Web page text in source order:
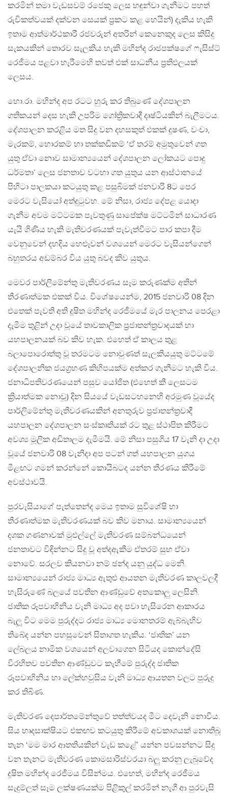
කරමින් තමා වැඩසවම් රජෙකු ලෙස හඳුන්වා ගැනීමට පහත්
රුචිකත්වයක් දක්වන සෙයක් ප්‍රකට කළ හෙයින්) දැකිය හැකි
ඉතාම ආත්මාර්ථකාරී රජවරුන් අතරින් කෙනෙකුද ලෙස කිසිදු
සැකයකින් තොරව සැලකිය හැකි මහින්ද රාජපක්ෂගේ ෆැසිස්ට්
රෙජීමය පළවා හැරීමෙහි තවත් එක් සාධනීය ප්‍රතිඵලයක්
ලෙසය.
හො.රා. මහින්ද අප රටට හුරු කර තිබුණේ දේශපාලන
ගතිකයන් දෙස හැකි උපරිම ගෝත්‍රිකවාදී දෘෂ්ටියකින් බැලීමටය.
දේශපාලන කරළිය මත සිදු වන දහසකුත් එකක් දූෂණ, වංචා,
මැරකම්, හොරකම් හා තක්කඩිකම් ‘ඒ තරම් අමුතුවෙන් ගත
යුතු ඒවා නොව සාමාන්‍යයෙන් දේශපාලන ලෝකයට පොදු
ධර්මතා’ ලෙස ජනතාව වටහා ගත යුතුය යන ආස්ථානයේ
පිහිටා පාලකයා කටයුතු කළ පසුබිමක් ජනවාරි 8ට පෙර
මෙරට වැසියෝ අත්දුටුවහ. මේ නිසා, රාජ්‍ය දේපළ යොදා
ගැනීම අවම මට්ටමක පැවතුණු සාපේක්ෂ මට්ටමින් සාධාරණ
යැයි ගිණිය හැකි මැතිවරණයක් පැවැත්වීමට පාර කපා දීම
වෙනුවෙන් දහදිය හෙළූවන් වශයෙන් මෙරට වැසියන්ගෙන්
බහුතරය අඩම්බර විය යුතු බවද කිව යුතුය.
මෙවර පාර්ලිමේන්තු මැතිවරණය සෑම කරුණක්ම අතින්
තීරණාත්මක එකක් විය. විශේෂයෙන්ම, 2015 ජනවාරි 08 දින
එතෙක් පැවති අති දූෂිත මහින්ද රෙජීමයේ මැර පාලනය පෙරළා
දැමීම තුළින් උදා වූයේ තාවකාලික ප්‍රජාතන්ත්‍රවාදයක් හා
යහපාලනයක් බව කිව හැක. එහෙත් ඒ කාලය තුළ
බලාපොරොත්තු වූ තරමටම නොවුණත් සැලකියයුතු මට්ටමේ
දේශපාලනික ජයග්‍රහණ කිහිපයක්ම අත්කර ගැනීමට හැකි විය.
ජනාධිපතිවරණයෙන් පසුව යෝජිත (එහෙත් කී ලෙසටම
ක්‍රියාත්මක නොවූ) දින සියයේ වැඩසටහනෙහි අරමුණ වූයේද
පාර්ලිමේන්තු මැතිවරණයකින් අනතුරුව ප්‍රජාතන්ත්‍රවාදී
යහපාලන දේශපාලන සංස්කෘතියක් රට තුළ ස්ථාපිත කිරීමට
අවශ්‍ය මූලික අඩිතාලම දැමීමයි. මේ නිසා පසුගිය 17 වැනි දා උදා
වූයේ ජනවාරි 08 වැනිදා අප පටන් ගත් යහපාලන යුගය
මීළඟට ගමන් කරන්නේ කොයිබටද යන්න තීරණය කිරීමේ
අවස්ථාවයි.
පුරවැසියාගේ පැත්තෙන්ද මෙය ඉතාම සුවිශේෂි හා
තීරණාත්මක මැතිවරණයක් බව කිව මනාය. සාමාන්‍යයෙන්
දශක ගණනාවක් මුළුල්ලේ මැතිවරණ සම්බන්ධයෙන්
ජනතාවට විඳින්නට සිදු වූ අත්දඇකීම ඒතරම් සුභ ඒවා
නොවේ. සරලව කියනවා නම් ඡන්ද යනු යුද්ධ මෙනි.
සාමාන්‍යයෙන් රාජ්‍ය මාධ්‍ය ඇතුළු ආයතන මැතිවරණ කාලවලදී
හැසිරුණේ බලයේ පවතින ආණ්ඩුවේ අතකොලු ලෙසිනි.
ජාතික රූපවාහිනිය වැනි මාධ්‍ය අද පවා හැසිරෙන ආකාරය
බැලූ විට මෙම පුරුද්දට රාජ්‍ය මාධ්‍ය මොනතරම් ඇබ්බැහිව
තිබේද යන්න පහසුවෙන් සිතාගත හැකිය. ‘ජාතික’ යන
ලේබලය නාමික වශයෙන් අලවාගෙන සිටියද කොන්දේසි
විරහිතව පවතින ආණ්ඩුවට කැහීමේ පුරුද්ද ජාතික
රූපවාහිනිය හා ලේක්හවුසිය වැනි මාධ්‍ය ආයතන වලට පුරුදු
කර තිබිණ.
මැතිවරණ දෙපාර්තමේන්තුවේ තත්ත්වයද මීට දෙවැනි නොවීය.
සිය හෘදසාක්ෂියට එකඟව කටයුතු කිරීමේ අවකාශයක් නොතිබූ
තැන ‘මම මාර ආතතියකින් වැඩ කළේ’ යන්න පවසන්නට සිදු
වන තැනට මැතිවරණ කොමසාරිස්වරයා බලු කරනු ලැබුවේද
දූෂිත මහින්ද රෙජීමය විසින්මය. එහෙත්, මහින්ද රෙජීමය
සැදුම්ලත් සෑම ලක්ෂණයක්ම පිළිකුල් කරමින් නැගී ආ පුරවැසි